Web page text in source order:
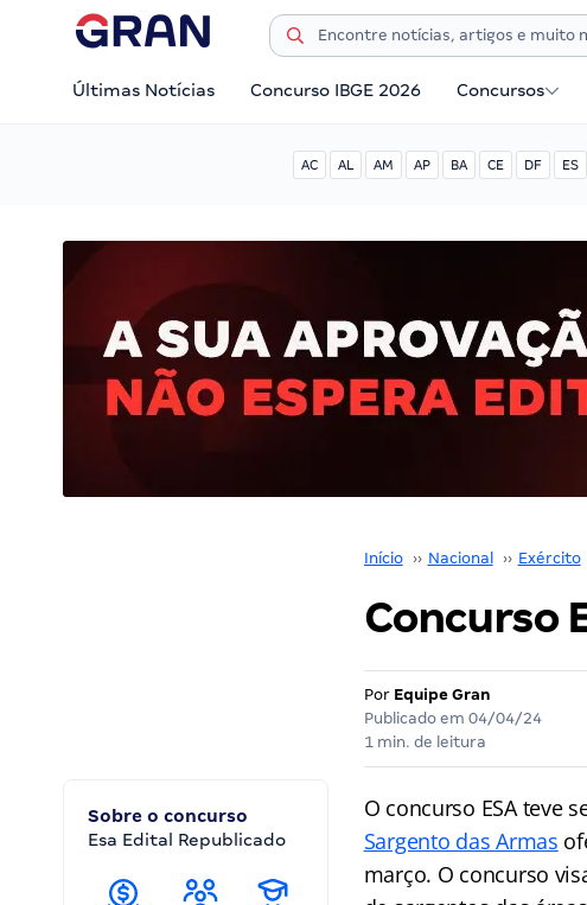
Últimas Notícias Concurso IBGE 2026 Concursos
AC AL AM AP BA CE DF ES
Início ›› Nacional ›› Exército
Concurso
Por Equipe Gran
Publicado em 04/04/24
1 min. de leitura
Sobre o concurso
Esa Edital Republicado
O concurso ESA teve
Sargento das Armas
março. O concurso